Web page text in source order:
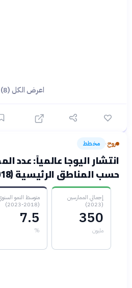
اعرض الكل (8) ←
روح› مخطط
انتشار اليوجا عالمياً: عدد
حسب المناطق الرئيسية (2018-2023)
إجمالي الممارسين
(2023)
350
مليون
متوسط النمو
(2018-2023)
7.5
%